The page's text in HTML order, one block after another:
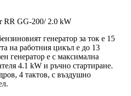
RR GG-200/ 2.0 kW
генератор за ток е 15
на работния цикъл е до 13
генератор е с максимална
4.1 kW и ръчно стартиране.
4 тактов, с въздушно